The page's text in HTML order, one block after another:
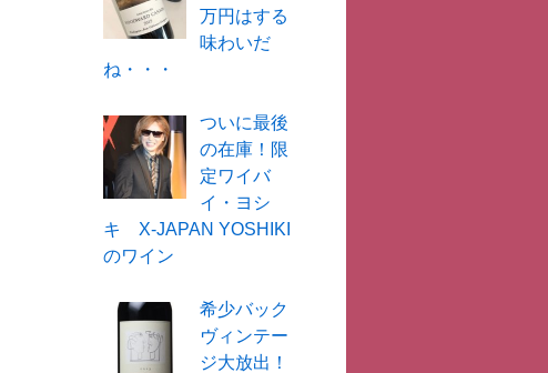
万円はする
味わいだ
ね・・・
ついに最後
の在庫！限
定ワイバ
イ・ヨシ
キ X-JAPAN YOSHIKI
のワイン
希少バック
ヴィンテー
ジ大放出！